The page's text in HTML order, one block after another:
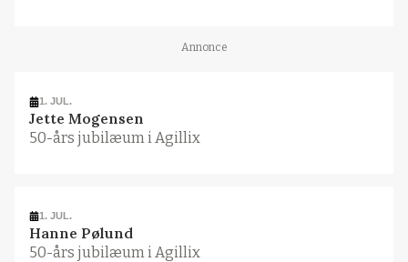
Annonce
1. JUL.
Jette Mogensen
50-års jubilæum i Agillix
1. JUL.
Hanne Pølund
50-års jubilæum i Agillix